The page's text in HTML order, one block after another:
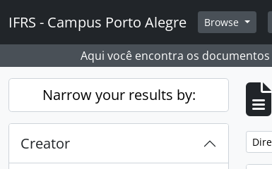
IFRS - Campus Porto Alegre Browse
Aqui você encontra os
Narrow your results by:
Creator